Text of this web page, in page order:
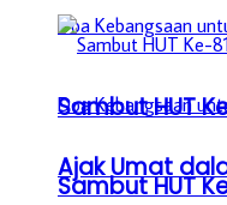
Sambut HUT
Ajak Umat
Sambut HUT